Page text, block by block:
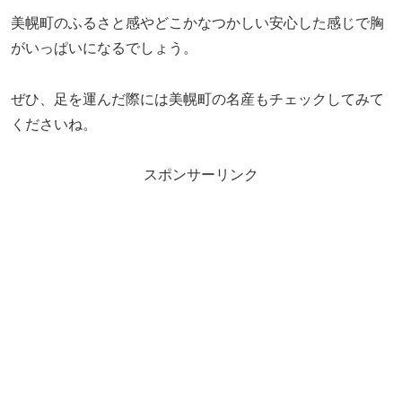
美幌町のふるさと感やどこかなつかしい安心した感じで胸
がいっぱいになるでしょう。
ぜひ、足を運んだ際には美幌町の名産もチェックしてみて
くださいね。
スポンサーリンク